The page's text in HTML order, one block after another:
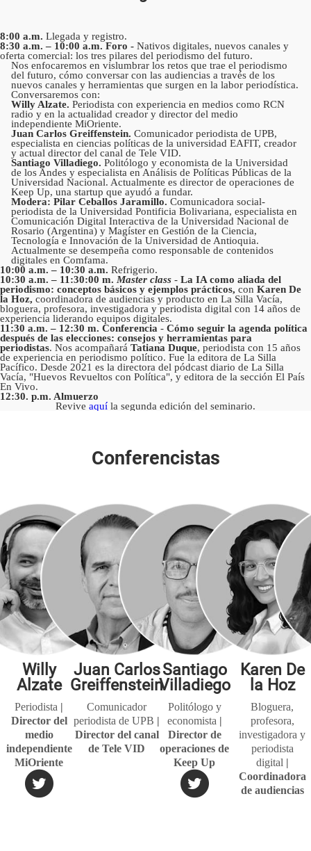
8:00 a.m. Llegada y registro.
8:30 a.m. – 10:00 a.m. Foro - Nativos digitales, nuevos canales y
oferta comercial: los tres pilares del periodismo del futuro.
Nos enfocaremos en vislumbrar los retos que trae el periodismo
del futuro, cómo conversar con las audiencias a través de los
nuevos canales y herramientas que surgen en la labor periodística.
Conversaremos con:
Willy Alzate. Periodista con experiencia en medios como RCN
radio y en la actualidad creador y director del medio
independiente MiOriente.
Juan Carlos Greiffenstein. Comunicador periodista de UPB,
especialista en ciencias políticas de la universidad EAFIT, creador
y actual director del canal de Tele VID.
Santiago Villadiego. Politólogo y economista de la Universidad
de los Andes y especialista en Análisis de Políticas Públicas de la
Universidad Nacional. Actualmente es director de operaciones de
Keep Up, una startup que ayudó a fundar.
Modera: Pilar Ceballos Jaramillo. Comunicadora social-
periodista de la Universidad Pontificia Bolivariana, especialista en
Comunicación Digital Interactiva de la Universidad Nacional de
Rosario (Argentina) y Magíster en Gestión de la Ciencia,
Tecnología e Innovación de la Universidad de Antioquia.
Actualmente se desempeña como responsable de contenidos
digitales en Comfama.
10:00 a.m. – 10:30 a.m. Refrigerio.
10:30 a.m. – 11:30:00 m. Master class - La IA como aliada del
periodismo: conceptos básicos y ejemplos prácticos, con Karen De
la Hoz, coordinadora de audiencias y producto en La Silla Vacía,
bloguera, profesora, investigadora y periodista digital con 14 años de
experiencia liderando equipos digitales.
11:30 a.m. – 12:30 m. Conferencia - Cómo seguir la agenda política
después de las elecciones: consejos y herramientas para
periodistas. Nos acompañará Tatiana Duque, periodista con 15 años
de experiencia en periodismo político. Fue la editora de La Silla
Pacífico. Desde 2021 es la directora del pódcast diario de La Silla
Vacía, "Huevos Revueltos con Política", y editora de la sección El País
En Vivo.
12:30. p.m. Almuerzo
Revive aquí la segunda edición del seminario.
Conferencistas
Willy
Alzate
Periodista |
Director del
medio
independiente
MiOriente
Juan Carlos
Greiffenstein
Comunicador
periodista de UPB |
Director del canal
de Tele VID
Santiago
Villadiego
Politólogo y
economista |
Director de
operaciones de
Keep Up
Karen De
la Hoz
Bloguera,
profesora,
investigadora y
periodista
digital |
Coordinadora
de audiencias